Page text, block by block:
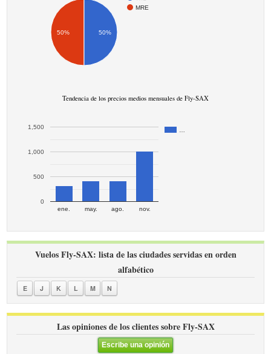
MRE
50% 50%
Tendencia de los precios medios mensuales de Fly-SAX
ene. may. ago. nov.
0
500
1,000
1,500
Vuelos Fly-SAX: lista de las ciudades servidas en orden
alfabético
E J K L M N
Las opiniones de los clientes sobre Fly-SAX
Escribe una opinión